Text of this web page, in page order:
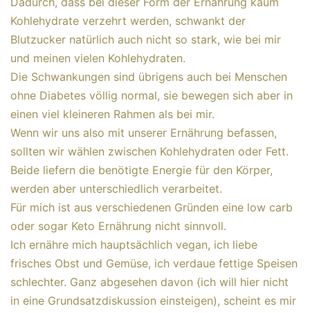
Kohlehydrate verzehrt werden, schwankt der
Blutzucker natürlich auch nicht so stark, wie bei mir
und meinen vielen Kohlehydraten.
Die Schwankungen sind übrigens auch bei Menschen
ohne Diabetes völlig normal, sie bewegen sich aber in
einen viel kleineren Rahmen als bei mir.
Wenn wir uns also mit unserer Ernährung befassen,
sollten wir wählen zwischen Kohlehydraten oder Fett.
Beide liefern die benötigte Energie für den Körper,
werden aber unterschiedlich verarbeitet.
Für mich ist aus verschiedenen Gründen eine low carb
oder sogar Keto Ernährung nicht sinnvoll.
Ich ernähre mich hauptsächlich vegan, ich liebe
frisches Obst und Gemüse, ich verdaue fettige Speisen
schlechter. Ganz abgesehen davon (ich will hier nicht
in eine Grundsatzdiskussion einsteigen), scheint es mir